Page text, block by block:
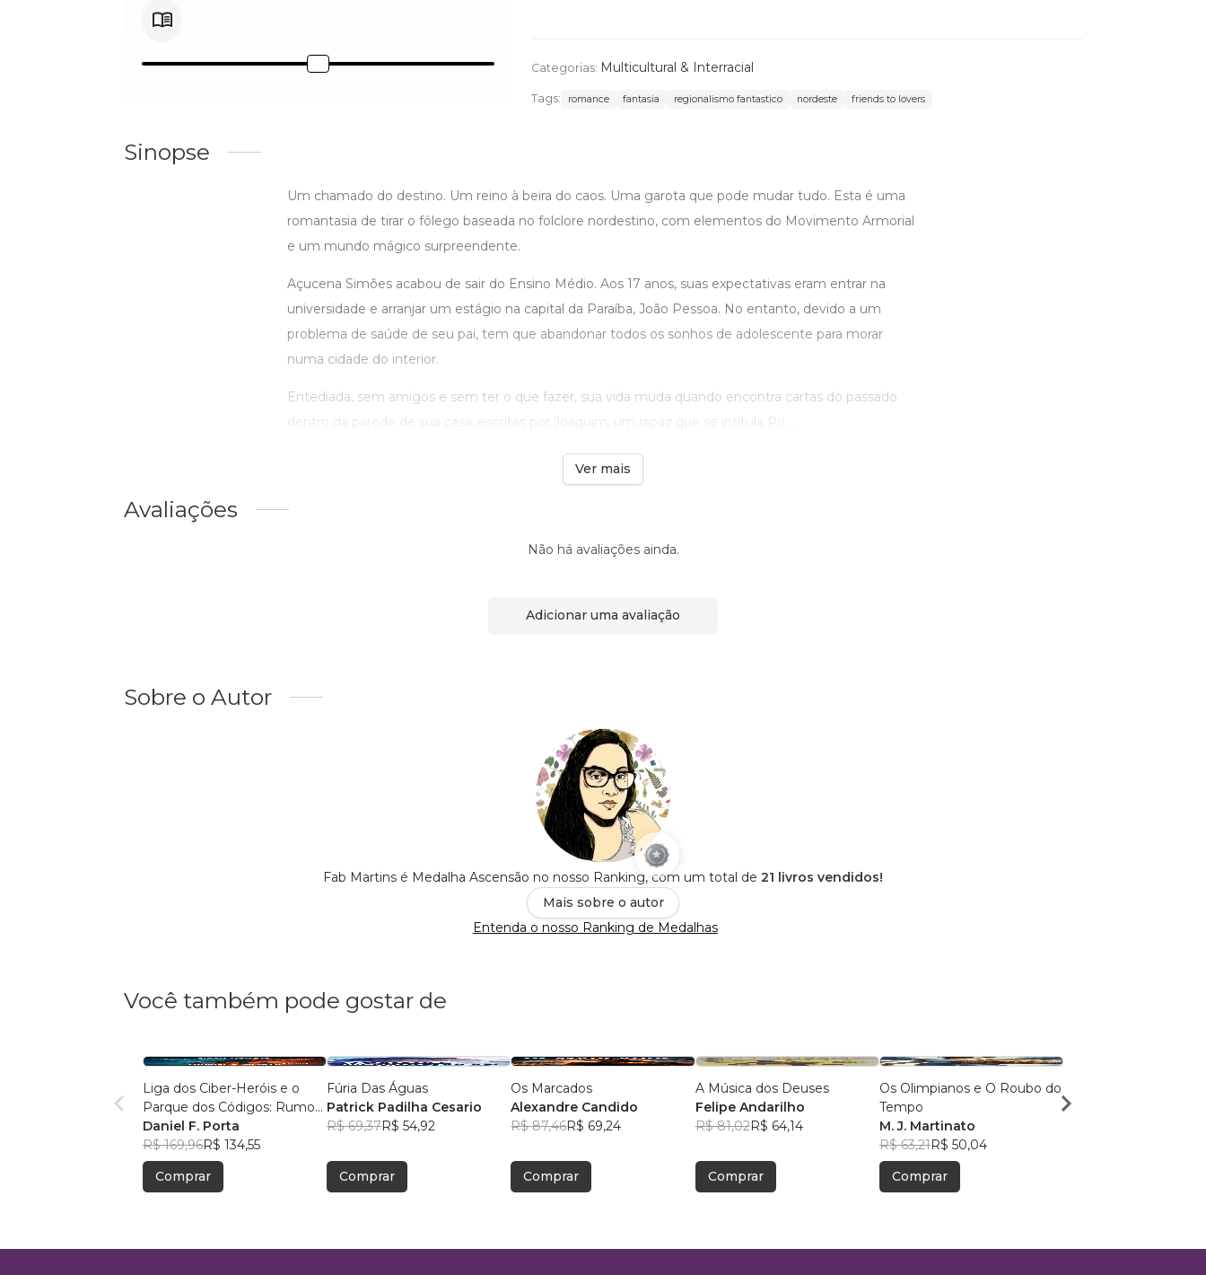
Categorias: Multicultural & Interracial
Tags: romance fantasia regionalismo fantastico nordeste friends to lovers
Sinopse
Um chamado do destino. Um reino à beira do caos. Uma garota que pode mudar tudo. Esta é uma
romantasia de tirar o fôlego baseada no folclore nordestino, com elementos do Movimento Armorial
e um mundo mágico surpreendente.
Açucena Simões acabou de sair do Ensino Médio. Aos 17 anos, suas expectativas eram entrar na
universidade e arranjar um estágio na capital da Paraíba, João Pessoa. No entanto, devido a um
problema de saúde de seu pai, tem que abandonar todos os sonhos de adolescente para morar
numa cidade do interior.
Entediada, sem amigos e sem ter o que fazer, sua vida muda quando encontra cartas do passado
dentro da parede de sua casa, escritas por Joaquim, um rapaz que se intitula Prí ...
Ver mais
Avaliações
Não há avaliações ainda.
Adicionar uma avaliação
Sobre o Autor
Fab Martins é Medalha Ascensão no nosso Ranking, com um total de 21 livros vendidos!
Mais sobre o autor
Entenda o nosso Ranking de Medalhas
Você também pode gostar de
Liga dos Ciber-Heróis e o
Parque dos Códigos: Rumo
ao Desconhecido
Daniel F. Porta
R$ 169,96R$ 134,55
Comprar
Fúria Das Águas
Patrick Padilha Cesario
R$ 69,37R$ 54,92
Comprar
Os Marcados
Alexandre Candido
R$ 87,46R$ 69,24
Comprar
A Música dos Deuses
Felipe Andarilho
R$ 81,02R$ 64,14
Comprar
Os Olimpianos e O Roubo do
Tempo
M. J. Martinato
R$ 63,21R$ 50,04
Comprar
Any Caroline de